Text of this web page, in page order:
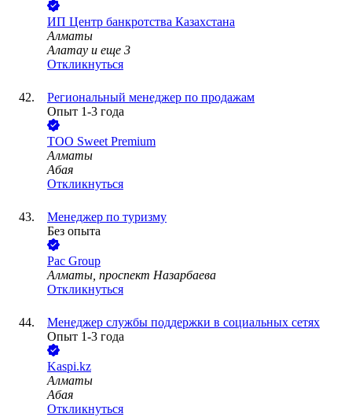
ИП Центр банкротства Казахстана
Алматы
Алатау и еще 3
Откликнуться
Региональный менеджер по продажам
Опыт 1-3 года
ТОО Sweet Premium
Алматы
Абая
Откликнуться
Менеджер по туризму
Без опыта
Pac Group
Алматы, проспект Назарбаева
Откликнуться
Менеджер службы поддержки в социальных сетях
Опыт 1-3 года
Kaspi.kz
Алматы
Абая
Откликнуться